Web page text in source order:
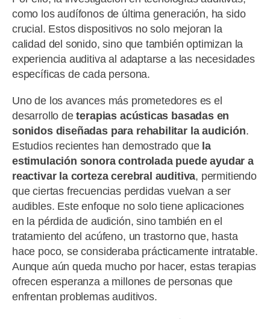
como los audífonos de última generación, ha sido
crucial. Estos dispositivos no solo mejoran la
calidad del sonido, sino que también optimizan la
experiencia auditiva al adaptarse a las necesidades
específicas de cada persona.
Uno de los avances más prometedores es el
desarrollo deterapias acústicas basadas en
sonidos diseñadas para rehabilitar la audición.
Estudios recientes han demostrado que la
estimulación sonora controlada puede ayudar a
reactivar la corteza cerebral auditiva, permitiendo
que ciertas frecuencias perdidas vuelvan a ser
audibles. Este enfoque no solo tiene aplicaciones
en la pérdida de audición, sino también en el
tratamiento del acúfeno, un trastorno que, hasta
hace poco, se consideraba prácticamente intratable.
Aunque aún queda mucho por hacer, estas terapias
ofrecen esperanza a millones de personas que
enfrentan problemas auditivos.